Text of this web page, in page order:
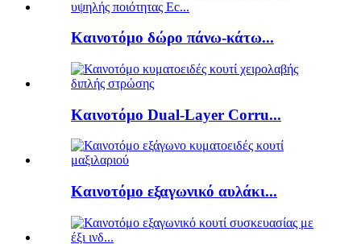
Καινοτόμο δώρο πάνω-κάτω...
Καινοτόμο Dual-Layer Corru...
Καινοτόμο εξαγωνικό αυλάκι...